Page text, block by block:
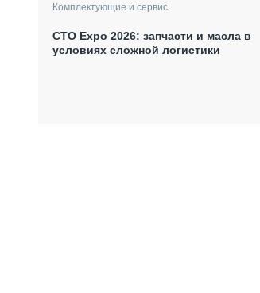
Комплектующие и сервис
СТО Expo 2026: запчасти и масла в
условиях сложной логистики